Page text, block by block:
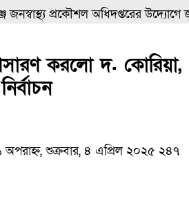
প্রকৌশল অধিদপ্তরের উদ্যোগে
করলো দ. কোরিয়া,
শুক্রবার, ৪ এপ্রিল ২০২৫ ২৪৭